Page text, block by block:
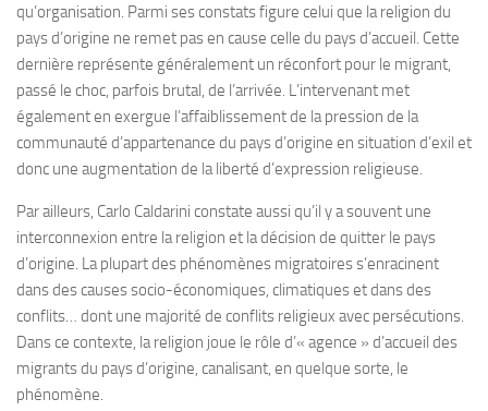
qu’organisation. Parmi ses constats figure celui que la religion du
pays d’origine ne remet pas en cause celle du pays d’accueil. Cette
dernière représente généralement un réconfort pour le migrant,
passé le choc, parfois brutal, de l’arrivée. L’intervenant met
également en exergue l’affaiblissement de la pression de la
communauté d’appartenance du pays d’origine en situation d’exil et
donc une augmentation de la liberté d’expression religieuse.
Par ailleurs, Carlo Caldarini constate aussi qu’il y a souvent une
interconnexion entre la religion et la décision de quitter le pays
d’origine. La plupart des phénomènes migratoires s’enracinent
dans des causes socio-économiques, climatiques et dans des
conflits… dont une majorité de conflits religieux avec persécutions.
Dans ce contexte, la religion joue le rôle d’« agence » d’accueil des
migrants du pays d’origine, canalisant, en quelque sorte, le
phénomène.